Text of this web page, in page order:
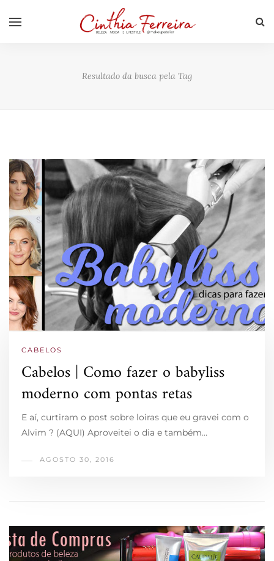
Resultado da busca pela Tag
CABELOS
Cabelos | Como fazer o babyliss
moderno com pontas retas
E aí, curtiram o post sobre loiras que eu gravei com o
Alvim ? (AQUI) Aproveitei o dia e também…
AGOSTO 30, 2016